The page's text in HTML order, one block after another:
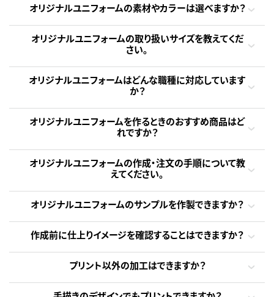
オリジナルユニフォームの素材やカラーは選べますか？
オリジナルユニフォームの取り扱いサイズを教えてくだ
さい。
オリジナルユニフォームはどんな職種に対応しています
か？
オリジナルユニフォームを作るときのおすすめ商品はど
れですか？
オリジナルユニフォームの作成・注文の手順について教
えてください。
オリジナルユニフォームのサンプルを作製できますか？
作成前に仕上りイメージを確認することはできますか？
プリント以外の加工はできますか？